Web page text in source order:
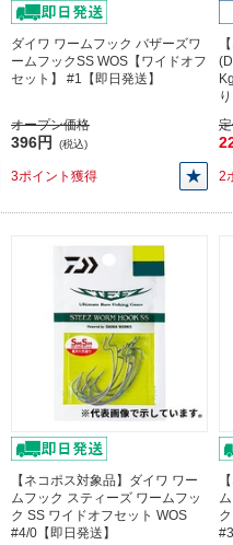
ダイワ ワームフック バザーズワ
ームフックSS WOS【ワイドオフ
セット】 #1【即日発送】
オープン価格
396円 (税込)
3ポイント獲得 2
【ネコポス対象品】ダイワ ワー
ムフック スティーズ ワームフッ
ク SS ワイドオフセット WOS
#4/0【即日発送】